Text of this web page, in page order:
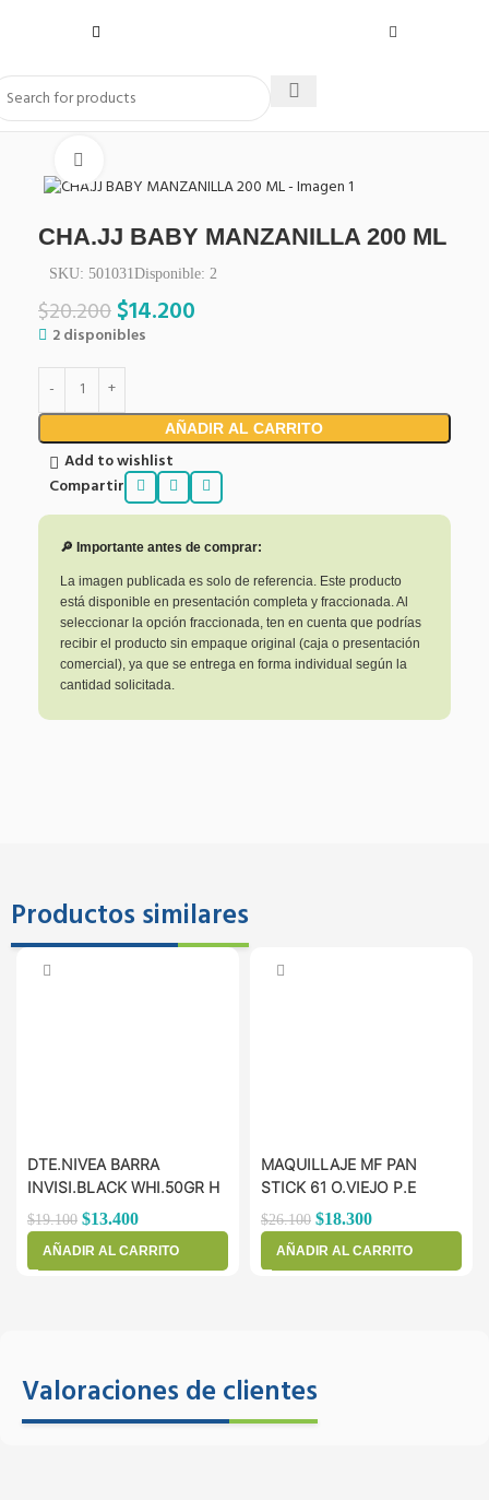
CHA.JJ BABY MANZANILLA 200 ML
SKU: 501031Disponible: 2
$20.200$14.200
2 disponibles
AÑADIR AL CARRITO
Add to wishlist
Compartir
🔎 Importante antes de comprar:
La imagen publicada es solo de referencia. Este producto
está disponible en presentación completa y fraccionada. Al
seleccionar la opción fraccionada, ten en cuenta que podrías
recibir el producto sin empaque original (caja o presentación
comercial), ya que se entrega en forma individual según la
cantidad solicitada.
Productos similares
DTE.NIVEA BARRA
INVISI.BLACK WHI.50GR H
$19.100 $13.400
AÑADIR AL CARRITO
MAQUILLAJE MF PAN
STICK 61 O.VIEJO P.E
$26.100 $18.300
AÑADIR AL CARRITO
Valoraciones de clientes